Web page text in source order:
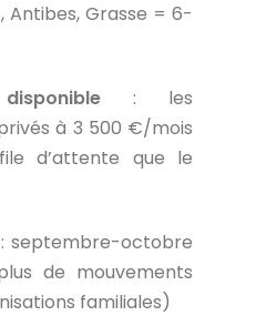
Antibes, Grasse = 6-
: les
à 3 500 €/mois
d’attente que le
: septembre-octobre
de mouvements
familiales)